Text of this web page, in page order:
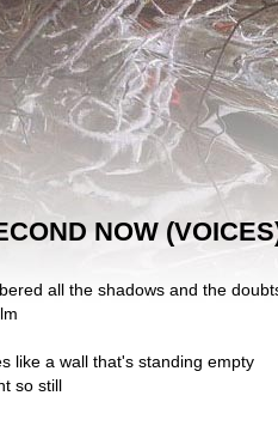
NOW
all the shadows and the
like a wall that's standing empty
so still